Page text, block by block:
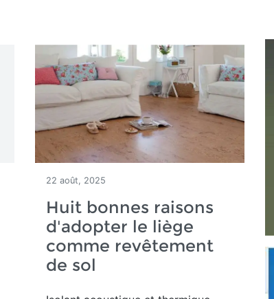
22 août, 2025
Huit bonnes raisons
d'adopter le liège
comme revêtement
de sol